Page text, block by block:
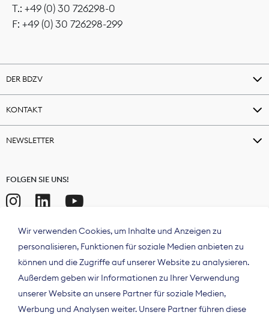
T.: +49 (0) 30 726298-0
F: +49 (0) 30 726298-299
DER BDZV
KONTAKT
NEWSLETTER
FOLGEN SIE UNS!
Wir verwenden Cookies, um Inhalte und Anzeigen zu
personalisieren, Funktionen für soziale Medien anbieten zu
können und die Zugriffe auf unserer Website zu analysieren.
Außerdem geben wir Informationen zu Ihrer Verwendung
unserer Website an unsere Partner für soziale Medien,
Werbung und Analysen weiter. Unsere Partner führen diese